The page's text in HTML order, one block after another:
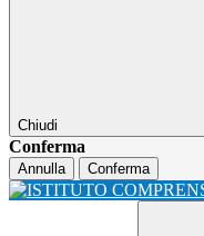
Chiudi
Conferma
Annulla Conferma